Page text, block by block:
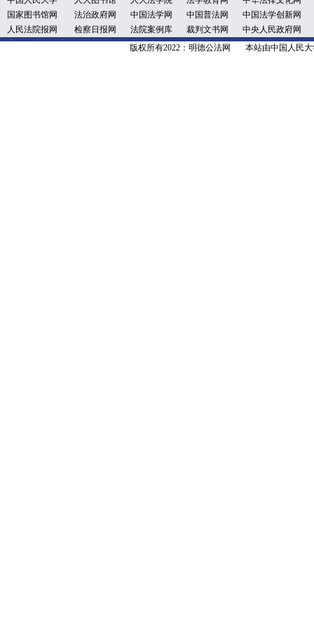
国家图书馆网
法治政府网 中国法学网 中国普法网
中国法学创新网
人民法院报网
检察日报网 法院案例库 裁判文书网
中央人民政府网
版权所有2022：明德公法网 本站由中国人民